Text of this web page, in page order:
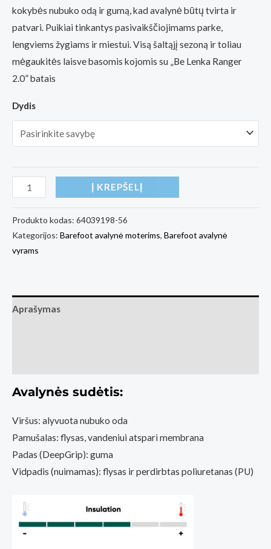
kokybės nubuko odą ir gumą, kad avalynė būtų tvirta ir
patvari. Puikiai tinkantys pasivaikščiojimams parke,
lengviems žygiams ir miestui. Visą šaltąjį sezoną ir toliau
mėgaukitės laisve basomis kojomis su „Be Lenka Ranger
2.0” batais
Dydis
produkto
Barefoot
Shoes
Be
2.0
Pėda
fizinė
parduotuvė
Kaunas)
Į KREPŠELĮ
Produkto kodas: 64039198-56
Kategorijos: Barefoot avalynė moterims, Barefoot avalynė
vyrams
Aprašymas
Avalynės sudėtis:
Viršus: alyvuota nubuko oda
Pamušalas: flysas, vandeniui atspari membrana
Padas (DeepGrip): guma
Vidpadis (nuimamas): flysas ir perdirbtas poliuretanas (PU)